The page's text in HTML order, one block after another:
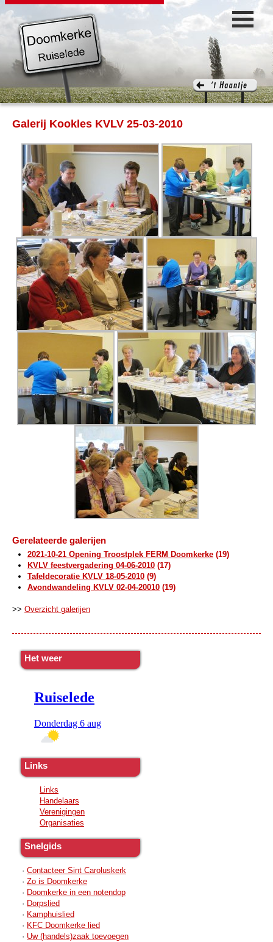
Galerij Kookles KVLV 25-03-2010
Gerelateerde galerijen
2021-10-21 Opening Troostplek FERM Doomkerke (19)
KVLV feestvergadering 04-06-2010 (17)
Tafeldecoratie KVLV 18-05-2010 (9)
Avondwandeling KVLV 02-04-20010 (19)
>> Overzicht galerijen
Het weer
Links
Links
Handelaars
Verenigingen
Organisaties
Snelgids
· Contacteer Sint Caroluskerk
· Zo is Doomkerke
· Doomkerke in een notendop
· Dorpslied
· Kamphuislied
· KFC Doomkerke lied
· Uw (handels)zaak toevoegen